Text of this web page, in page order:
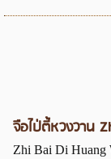
จือไป่ตี้หวงวาน
Zhi Bai Di